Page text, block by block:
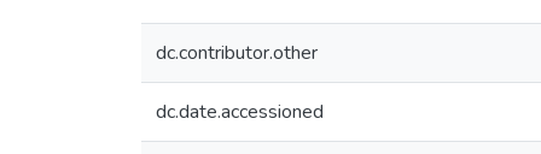
dc.contributor.other
dc.date.accessioned